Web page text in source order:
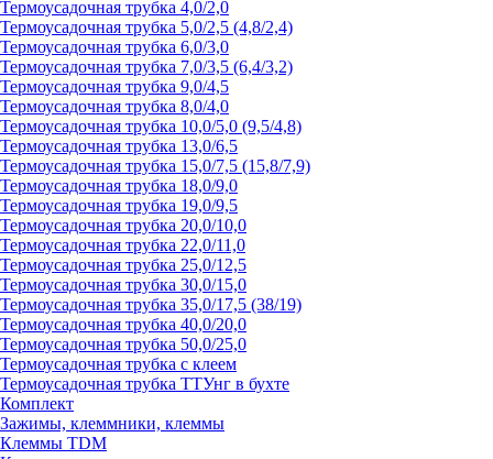
Термоусадочная трубка 4,0/2,0
Термоусадочная трубка 5,0/2,5 (4,8/2,4)
Термоусадочная трубка 6,0/3,0
Термоусадочная трубка 7,0/3,5 (6,4/3,2)
Термоусадочная трубка 9,0/4,5
Термоусадочная трубка 8,0/4,0
Термоусадочная трубка 10,0/5,0 (9,5/4,8)
Термоусадочная трубка 13,0/6,5
Термоусадочная трубка 15,0/7,5 (15,8/7,9)
Термоусадочная трубка 18,0/9,0
Термоусадочная трубка 19,0/9,5
Термоусадочная трубка 20,0/10,0
Термоусадочная трубка 22,0/11,0
Термоусадочная трубка 25,0/12,5
Термоусадочная трубка 30,0/15,0
Термоусадочная трубка 35,0/17,5 (38/19)
Термоусадочная трубка 40,0/20,0
Термоусадочная трубка 50,0/25,0
Термоусадочная трубка с клеем
Термоусадочная трубка ТТУнг в бухте
Комплект
Зажимы, клеммники, клеммы
Клеммы TDM